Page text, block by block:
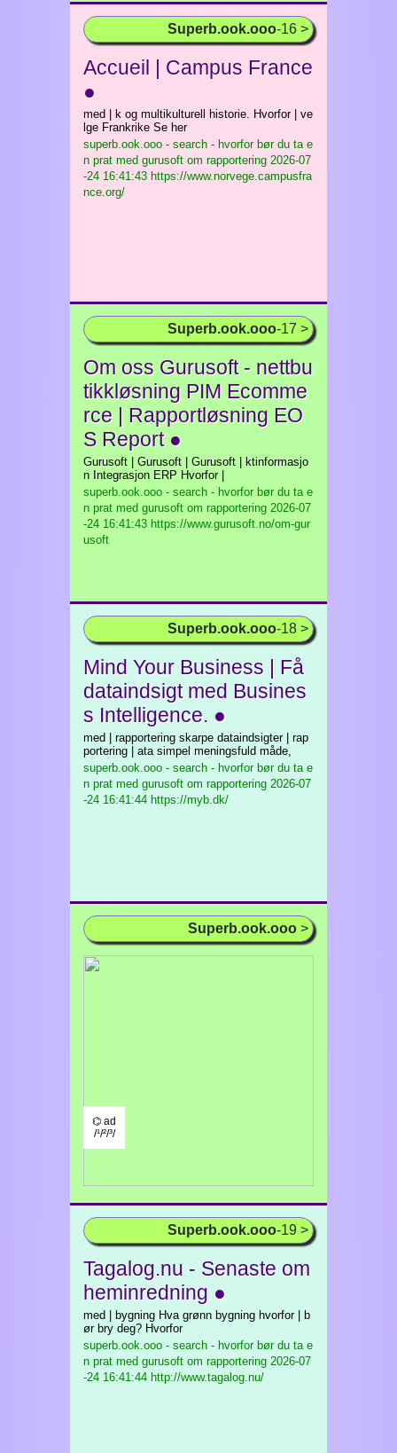
Superb.ook.ooo-16 >
Accueil | Campus France
●
med | k og multikulturell historie. Hvorfor | ve
lge Frankrike Se her
superb.ook.ooo - search - hvorfor bør du ta e
n prat med gurusoft om rapportering 2026-07
-24 16:41:43 https://www.norvege.campusfra
nce.org/
Superb.ook.ooo-17 >
Om oss Gurusoft - nettbu
tikkløsning PIM Ecomme
rce | Rapportløsning EO
S Report ●
Gurusoft | Gurusoft | Gurusoft | ktinformasjo
n Integrasjon ERP Hvorfor |
superb.ook.ooo - search - hvorfor bør du ta e
n prat med gurusoft om rapportering 2026-07
-24 16:41:43 https://www.gurusoft.no/om-gur
usoft
Superb.ook.ooo-18 >
Mind Your Business | Få
dataindsigt med Busines
s Intelligence. ●
med | rapportering skarpe dataindsigter | rap
portering | ata simpel meningsfuld måde,
superb.ook.ooo - search - hvorfor bør du ta e
n prat med gurusoft om rapportering 2026-07
-24 16:41:44 https://myb.dk/
Superb.ook.ooo >
⌬ ad
/¹/²/³/
Superb.ook.ooo-19 >
Tagalog.nu - Senaste om
heminredning ●
med | bygning Hva grønn bygning hvorfor | b
ør bry deg? Hvorfor
superb.ook.ooo - search - hvorfor bør du ta e
n prat med gurusoft om rapportering 2026-07
-24 16:41:44 http://www.tagalog.nu/